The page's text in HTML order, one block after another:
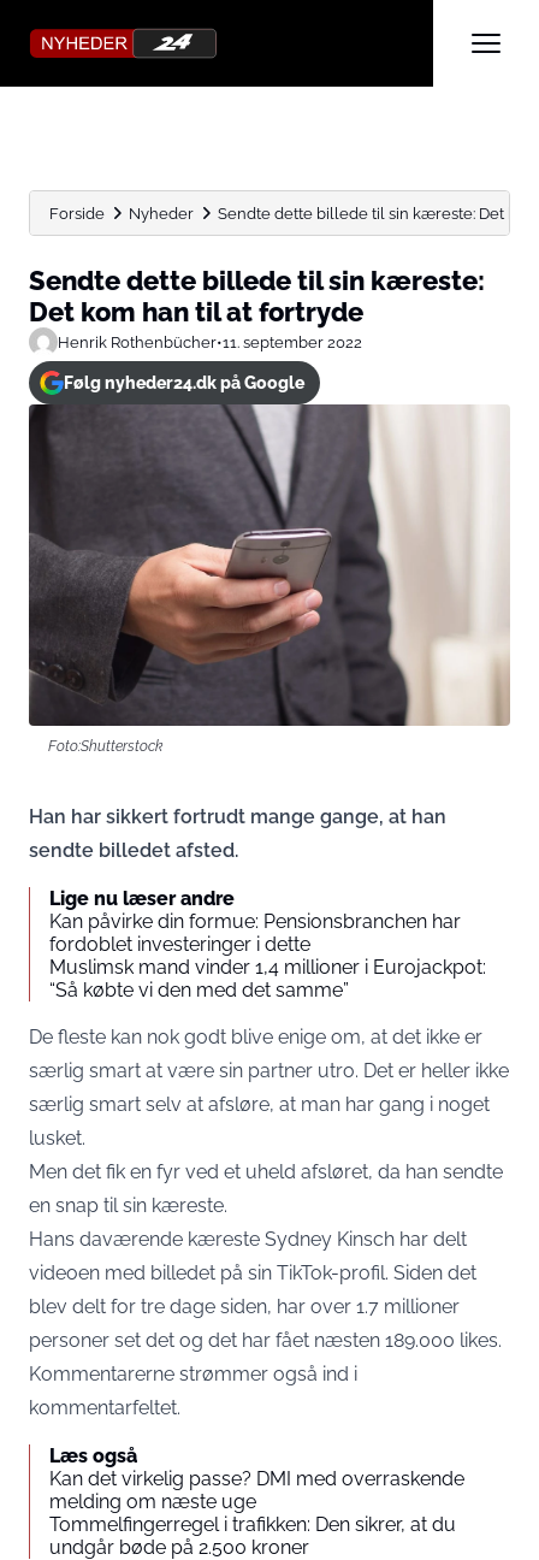
Forside Nyheder Sendte dette billede til sin kæreste: Det kom
Sendte dette billede til sin kæreste:
Det kom han til at fortryde
Henrik Rothenbücher•11. september 2022
Følg nyheder24.dk på Google
Foto:Shutterstock
Han har sikkert fortrudt mange gange, at han
sendte billedet afsted.
Lige nu læser andre
Kan påvirke din formue: Pensionsbranchen har
fordoblet investeringer i dette
Muslimsk mand vinder 1,4 millioner i Eurojackpot:
“Så købte vi den med det samme”
De fleste kan nok godt blive enige om, at det ikke er
særlig smart at være sin partner utro. Det er heller ikke
særlig smart selv at afsløre, at man har gang i noget
lusket.
Men det fik en fyr ved et uheld afsløret, da han sendte
en snap til sin kæreste.
Hans daværende kæreste Sydney Kinsch har delt
videoen med billedet på sin TikTok-profil. Siden det
blev delt for tre dage siden, har over 1.7 millioner
personer set det og det har fået næsten 189.000 likes.
Kommentarerne strømmer også ind i
kommentarfeltet.
Læs også
Kan det virkelig passe? DMI med overraskende
melding om næste uge
Tommelfingerregel i trafikken: Den sikrer, at du
undgår bøde på 2.500 kroner